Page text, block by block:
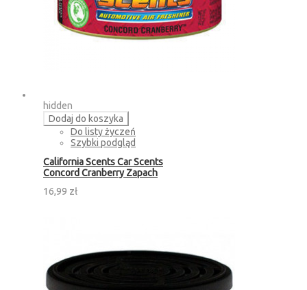
hidden
Dodaj do koszyka
Do listy życzeń
Szybki podgląd
California Scents Car Scents
Concord Cranberry Zapach
16,99 zł